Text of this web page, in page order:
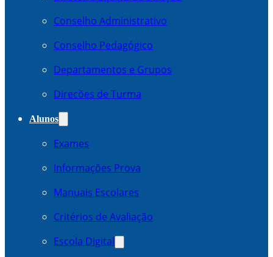
Conselho Administrativo
Conselho Pedagógico
Departamentos e Grupos
Direcões de Turma
Alunos
Exames
Informações Prova
Manuais Escolares
Critérios de Avaliação
Escola Digital